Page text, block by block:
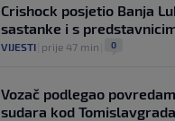
Crishock posjetio Banja
sastanke i s
VIJESTI prije 47 min 0
Vozač podlegao
sudara kod Tomislavgrada